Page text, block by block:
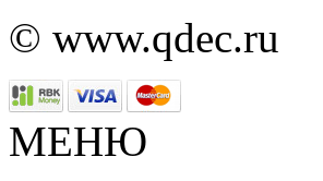
© www.qdec.ru
МЕНЮ